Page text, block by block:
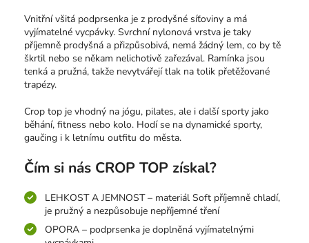
Vnitřní všitá podprsenka je z prodyšné síťoviny a má
vyjímatelné vycpávky. Svrchní nylonová vrstva je taky
příjemně prodyšná a přizpůsobivá, nemá žádný lem, co by tě
škrtil nebo se někam nelichotivě zařezával. Ramínka jsou
tenká a pružná, takže nevytvářejí tlak na tolik přetěžované
trapézy.
Crop top je vhodný na jógu, pilates, ale i další sporty jako
běhání, fitness nebo kolo. Hodí se na dynamické sporty,
gaučing i k letnímu outfitu do města.
Čím si nás CROP TOP získal?
LEHKOST A JEMNOST – materiál Soft příjemně chladí,
je pružný a nezpůsobuje nepříjemné tření
OPORA – podprsenka je doplněná vyjímatelnými